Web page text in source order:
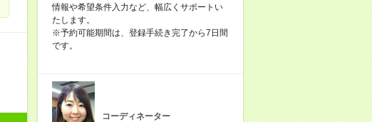
情報や希望条件入力など、幅広くサポートい
たします。
※予約可能期間は、登録手続き完了から7日間
です。
コーディネーター